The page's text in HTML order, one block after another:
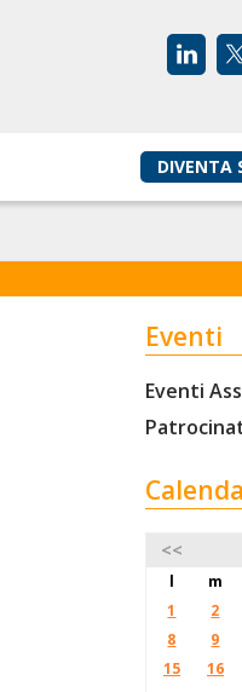
DIVENTA
Eventi
Eventi
<<
l m
1
2
8
9
15
16